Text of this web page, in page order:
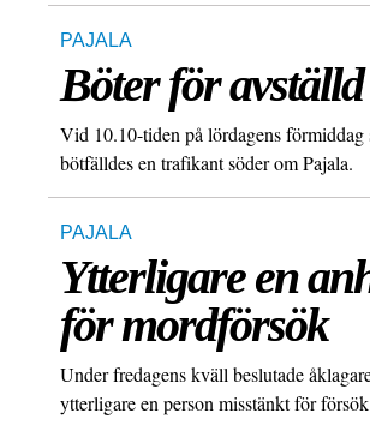
PAJALA
Böter för
Vid 10.10-tiden på lördagens förmiddag
bötfälldes en trafikant söder om Pajala.
PAJALA
Ytterligare en
för mordförsök
Under fredagens kväll beslutade
ytterligare en person misstänkt för